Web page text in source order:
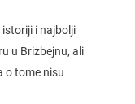
i najbolji
u Brizbejnu, ali
o tome nisu